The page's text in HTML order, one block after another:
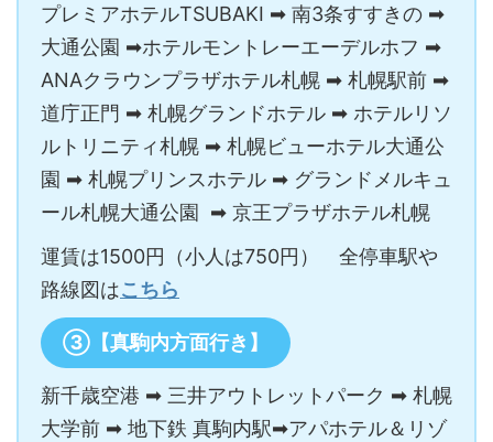
プレミアホテルTSUBAKI ➡ 南3条すすきの ➡
大通公園 ➡ホテルモントレーエーデルホフ ➡
ANAクラウンプラザホテル札幌 ➡ 札幌駅前 ➡
道庁正門 ➡ 札幌グランドホテル ➡ ホテルリソ
ルトリニティ札幌 ➡ 札幌ビューホテル大通公
園 ➡ 札幌プリンスホテル ➡ グランドメルキュ
ール札幌大通公園 ➡ 京王プラザホテル札幌
運賃は1500円（小人は750円） 全停車駅や
路線図はこちら
③【真駒内方面行き】
新千歳空港 ➡ 三井アウトレットパーク ➡ 札幌
大学前 ➡ 地下鉄 真駒内駅➡アパホテル＆リゾ